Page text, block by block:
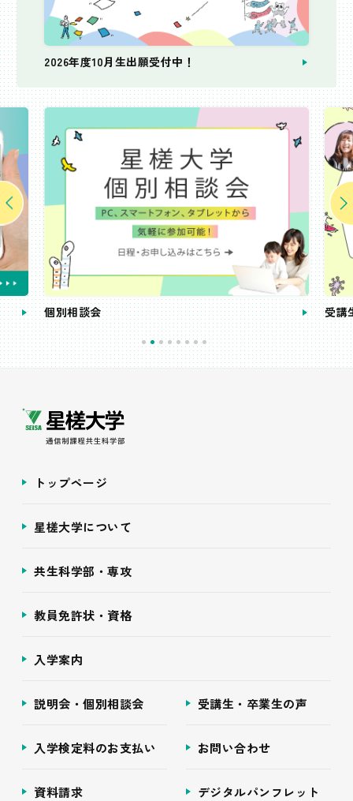
2026年度10月生出願受付中！
個別相談会 受講
トップページ
星槎大学について
共生科学部・専攻
教員免許状・資格
入学案内
説明会・個別相談会 受講生・卒業生の声
入学検定料のお支払い お問い合わせ
資料請求 デジタルパンフレット